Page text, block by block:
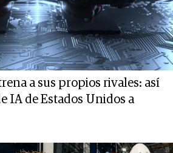
a sus propios rivales: así
IA de Estados Unidos a